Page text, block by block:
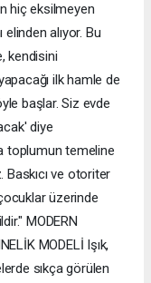
hiç eksilmeyen
alıyor. Bu
kendisini
ilk hamle de
başlar. Siz evde
diye
toplumun temeline
ve otoriter
üzerinde
MODERN
MODELİ Işık,
sıkça görülen